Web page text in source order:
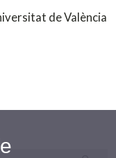
de València